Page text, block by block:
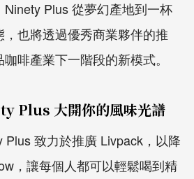
Plus 從夢幻產地到一杯
也將透過優秀商業夥伴的推
啡產業下一階段的新模式。
Plus 大開你的風味光譜
Plus 致力於推廣 Livpack，以降
，讓每個人都可以輕鬆喝到精